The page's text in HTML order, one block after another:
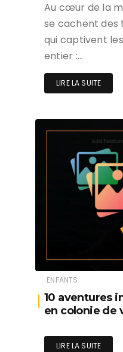
Au cœur de la
se cachent
qui captivent
entier :…
LIRE LA SUITE
ENFANTS
10 aventures
en colonie de
LIRE LA SUITE